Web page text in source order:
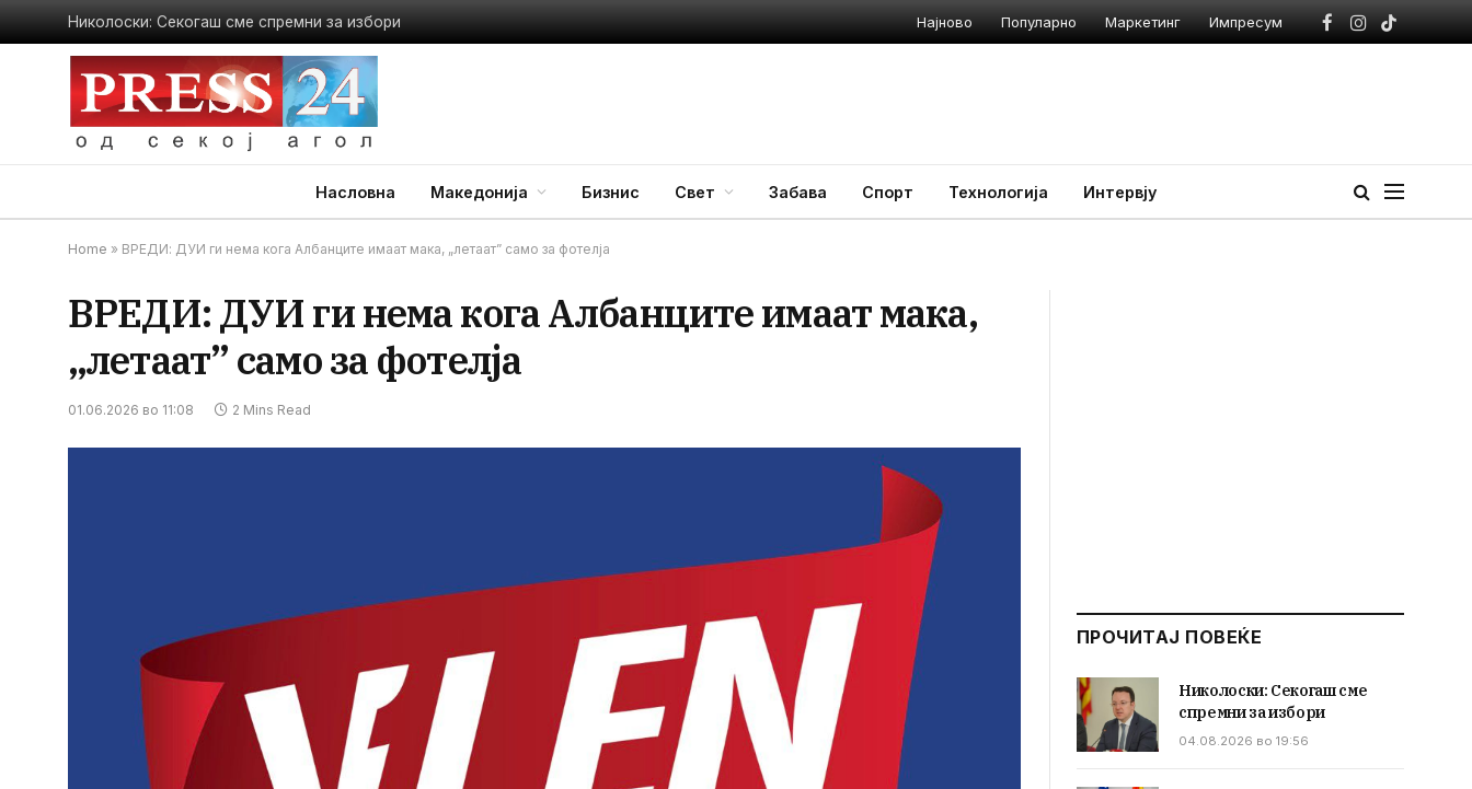
Николоски: Секогаш сме спремни за избори Најново Популарно Маркетинг Импресум
Facebook
Instagram
TikTok
Насловна Македонија Бизнис Свет Забава Спорт Технологија Интервју
Home » ВРЕДИ: ДУИ ги нема кога Албанците имаат мака, „летаат” само за фотелја
ВРЕДИ: ДУИ ги нема кога Албанците имаат мака,
„летаат” само за фотелја
01.06.2026 во 11:08 2 Mins Read
ПРОЧИТАЈ ПОВЕЌЕ
Николоски: Секогаш сме
спремни за избори
04.08.2026 во 19:56